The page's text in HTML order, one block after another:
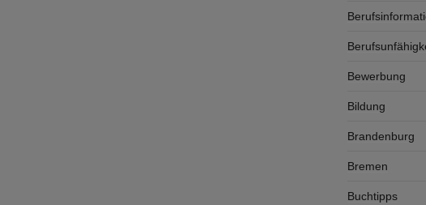
Bewerbung
Bildung
Brandenburg
Bremen
Buchtipps